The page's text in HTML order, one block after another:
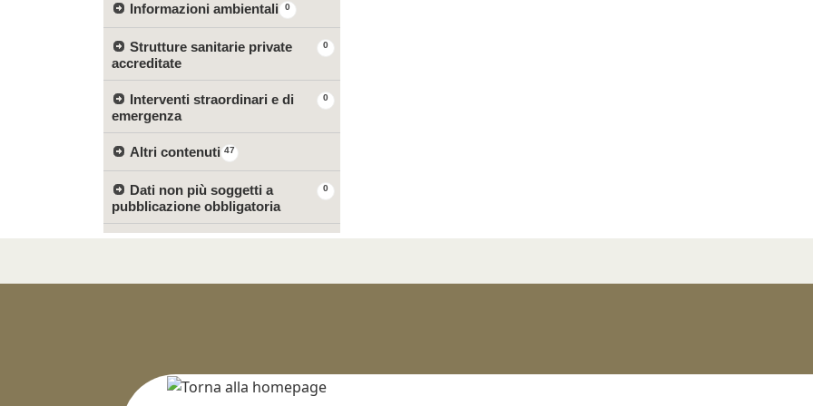
0
Informazioni ambientali
0
Strutture sanitarie private
accreditate
0
Interventi straordinari e di
emergenza
47
Altri contenuti
0
Dati non più soggetti a
pubblicazione obbligatoria